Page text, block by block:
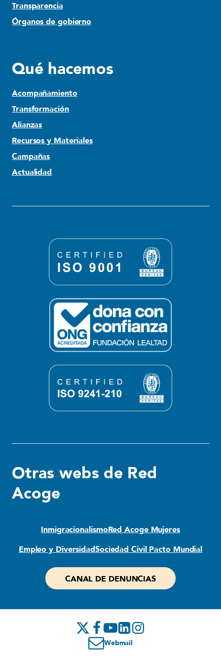
Transparencia
Órganos de gobierno
Qué hacemos
Acompañamiento
Transformación
Alianzas
Recursos y Materiales
Campañas
Actualidad
Otras webs de Red
Acoge
InmigracionalismoRed Acoge Mujeres
Empleo y DiversidadSociedad Civil Pacto Mundial
CANAL DE DENUNCIAS
Webmail